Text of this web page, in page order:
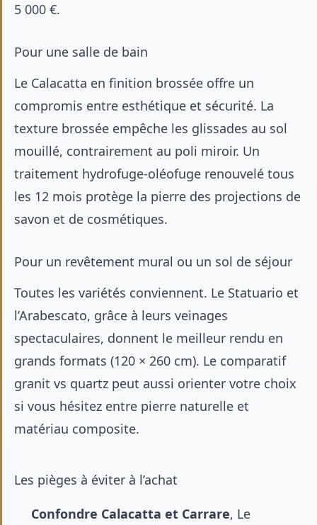
5 000 €.
Pour une salle de bain
Le Calacatta en finition brossée offre un
compromis entre esthétique et sécurité. La
texture brossée empêche les glissades au sol
mouillé, contrairement au poli miroir. Un
traitement hydrofuge-oléofuge renouvelé tous
les 12 mois protège la pierre des projections de
savon et de cosmétiques.
Pour un revêtement mural ou un sol de séjour
Toutes les variétés conviennent. Le Statuario et
l’Arabescato, grâce à leurs veinages
spectaculaires, donnent le meilleur rendu en
grands formats (120 × 260 cm). Le comparatif
granit vs quartz peut aussi orienter votre choix
si vous hésitez entre pierre naturelle et
matériau composite.
Les pièges à éviter à l’achat
Confondre Calacatta et Carrare, Le